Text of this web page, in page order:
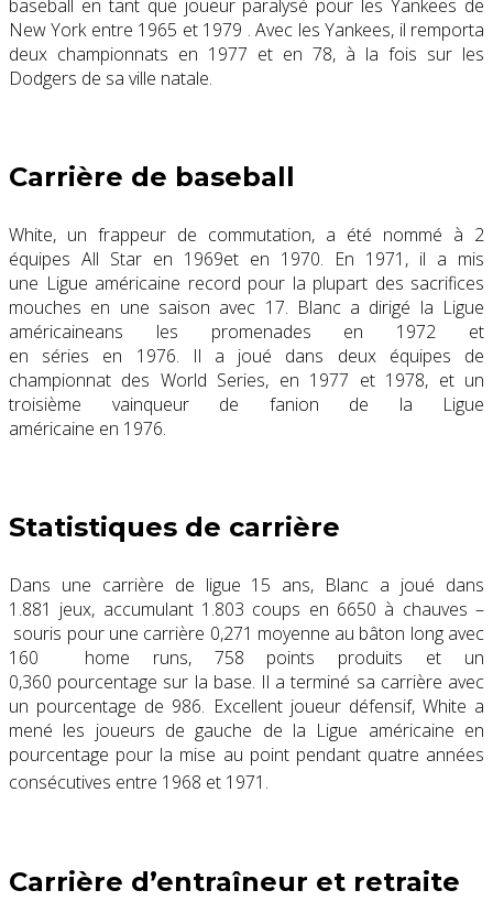
baseball en tant que joueur paralysé pour les Yankees de
New York entre 1965 et 1979 . Avec les Yankees, il remporta
deux championnats en 1977 et en 78, à la fois sur les
Dodgers de sa ville natale.
Carrière de baseball
White, un frappeur de commutation, a été nommé à 2
équipes All Star en 1969et en 1970. En 1971, il a mis
une Ligue américaine record pour la plupart des sacrifices
mouches en une saison avec 17. Blanc a dirigé la Ligue
américaineans les promenades en 1972 et
en séries en 1976. Il a joué dans deux équipes de
championnat des World Series, en 1977 et 1978, et un
troisième vainqueur de fanion de la Ligue
américaine en 1976.
Statistiques de carrière
Dans une carrière de ligue 15 ans, Blanc a joué dans
1.881 jeux, accumulant 1.803 coups en 6650 à chauves –
souris pour une carrière 0,271 moyenne au bâton long avec
160 home runs, 758 points produits et un
0,360 pourcentage sur la base. Il a terminé sa carrière avec
un pourcentage de 986. Excellent joueur défensif, White a
mené les joueurs de gauche de la Ligue américaine en
pourcentage pour la mise au point pendant quatre années
consécutives entre 1968 et 1971.
Carrière d’entraîneur et retraite